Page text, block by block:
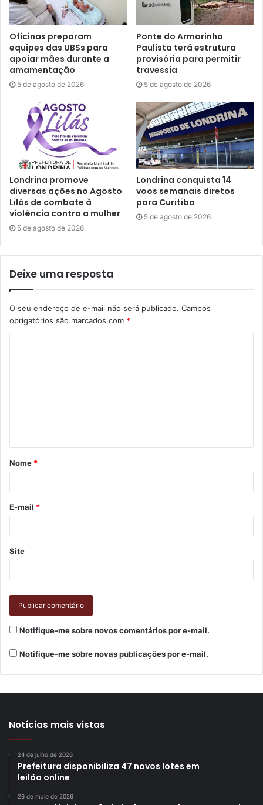
Oficinas preparam
equipes das UBSs para
apoiar mães durante a
amamentação
5 de agosto de 2026
Ponte do Armarinho
Paulista terá estrutura
provisória para permitir
travessia
5 de agosto de 2026
Londrina promove
diversas ações no Agosto
Lilás de combate à
violência contra a mulher
5 de agosto de 2026
Londrina conquista 14
voos semanais diretos
para Curitiba
5 de agosto de 2026
Deixe uma resposta
O seu endereço de e-mail não será publicado. Campos
obrigatórios são marcados com *
Nome *
E-mail *
Site
Notifique-me sobre novos comentários por e-mail.
Notifique-me sobre novas publicações por e-mail.
Notícias mais vistas
24 de julho de 2026
Prefeitura disponibiliza 47 novos lotes em
leilão online
26 de maio de 2026